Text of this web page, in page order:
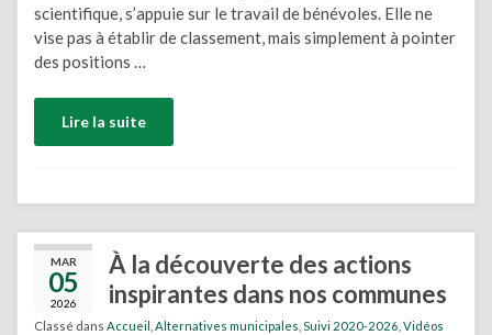
scientifique, s’appuie sur le travail de bénévoles. Elle ne
vise pas à établir de classement, mais simplement à pointer
des positions …
Lire la suite
MAR
05
2026
À la découverte des actions
inspirantes dans nos communes
Classé dans Accueil Alternatives municipales Suivi 2020-2026 Vidéos